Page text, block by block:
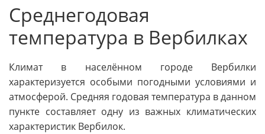
Среднегодовая
температура в Вербилках
Климат в населённом городе Вербилки
характеризуется особыми погодными условиями и
атмосферой. Средняя годовая температура в данном
пункте составляет одну из важных климатических
характеристик Вербилок.